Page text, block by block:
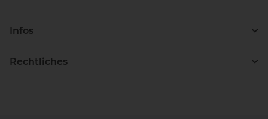
Infos
Rechtliches